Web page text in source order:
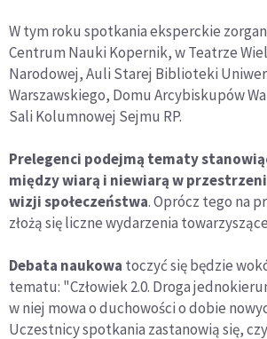
W tym roku spotkania eksperckie
Centrum Nauki Kopernik, w Teatrze
Narodowej, Auli Starej Biblioteki
Warszawskiego, Domu Arcybiskupów
Sali Kolumnowej Sejmu RP.
Prelegenci podejmą tematy
między wiarą i niewiarą w
wizji społeczeństwa. Oprócz tego na
złożą się liczne wydarzenia
Debata naukowa toczyć się będzie
tematu: "Człowiek 2.0. Droga
w niej mowa o duchowości o dobie
Uczestnicy spotkania zastanowią się,